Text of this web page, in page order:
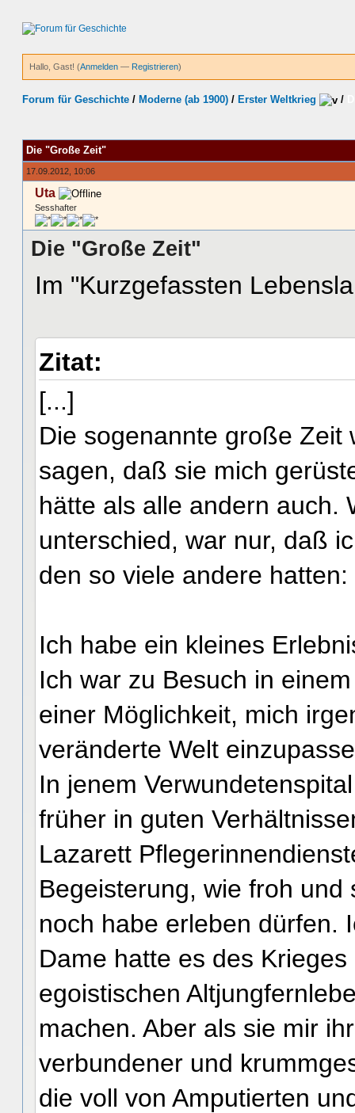
Hallo, Gast! (Anmelden — Registrieren)
Forum für Geschichte / Moderne (ab 1900) / Erster Weltkrieg /
Die "Große Zeit"
17.09.2012, 10:06
Uta
Sesshafter
Die "Große Zeit"
Im "Kurzgefassten
Zitat:
[...]
Die sogenannte große Zeit
sagen, daß sie mich
hätte als alle andern auch.
unterschied, war nur, daß
den so viele andere
Ich habe ein kleines
Ich war zu Besuch in
einer Möglichkeit, mich
veränderte Welt
In jenem
früher in guten
Lazarett
Begeisterung, wie froh
noch habe erleben dürfen.
Dame hatte es des
egoistischen
machen. Aber als sie mir
verbundener und
die voll von Amputierten